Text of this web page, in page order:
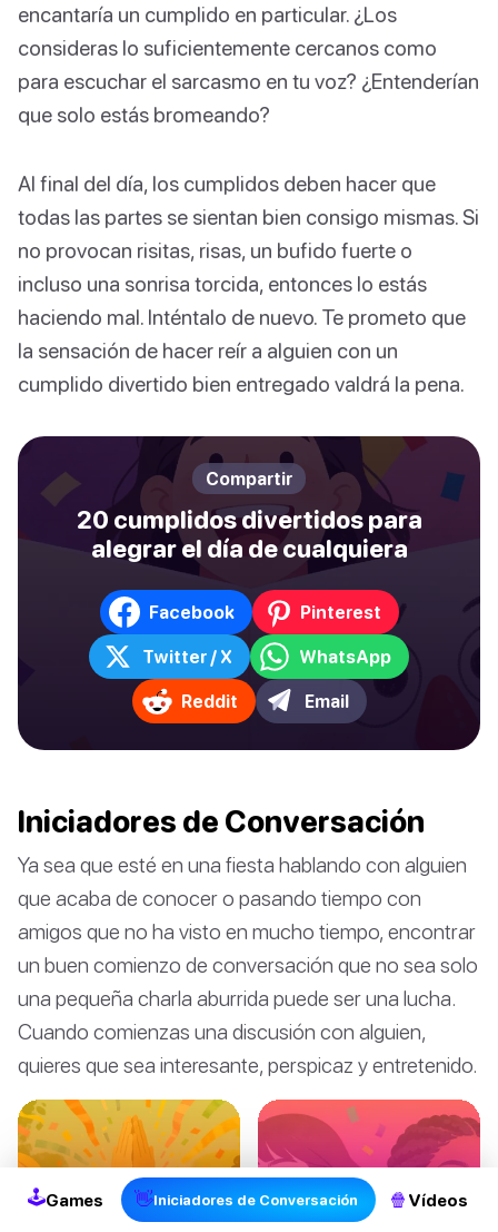
encantaría un cumplido en particular. ¿Los
consideras lo suficientemente cercanos como
para escuchar el sarcasmo en tu voz? ¿Entenderían
que solo estás bromeando?
Al final del día, los cumplidos deben hacer que
todas las partes se sientan bien consigo mismas. Si
no provocan risitas, risas, un bufido fuerte o
incluso una sonrisa torcida, entonces lo estás
haciendo mal. Inténtalo de nuevo. Te prometo que
la sensación de hacer reír a alguien con un
cumplido divertido bien entregado valdrá la pena.
Compartir
20 cumplidos divertidos para
alegrar el día de cualquiera
Facebook Pinterest
Twitter / X WhatsApp
Reddit Email
🕹Games 👋Iniciadores de Conversación 🍿 Vídeos
Iniciadores de Conversación
Ya sea que esté en una fiesta hablando con alguien
que acaba de conocer o pasando tiempo con
amigos que no ha visto en mucho tiempo, encontrar
un buen comienzo de conversación que no sea solo
una pequeña charla aburrida puede ser una lucha.
Cuando comienzas una discusión con alguien,
quieres que sea interesante, perspicaz y entretenido.